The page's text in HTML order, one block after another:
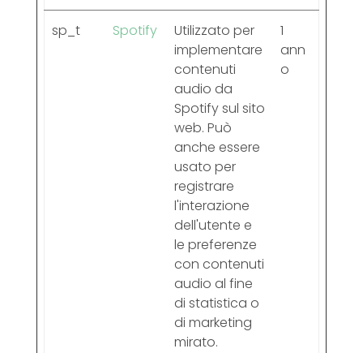
sp_t Spotify
Utilizzato per
implementare
contenuti
audio da
Spotify sul sito
web. Può
anche essere
usato per
registrare
l'interazione
dell'utente e
le preferenze
con contenuti
audio al fine
di statistica o
di marketing
mirato.
1
ann
o